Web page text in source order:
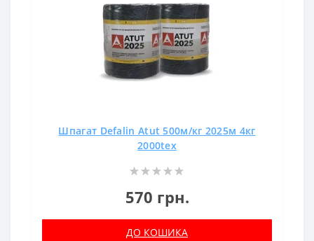
Шпагат Defalin Atut 500м/кг 2025м 4кг
2000tex
570 грн.
ДО КОШИКА